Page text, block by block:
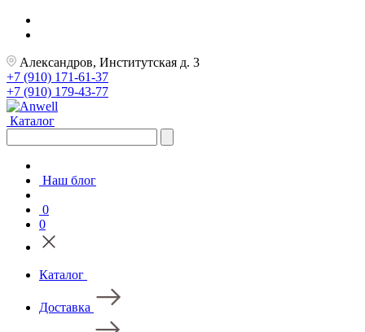
Александров, Институтская д. 3
+7 (910) 171-61-37
+7 (910) 179-43-77
Каталог
Наш блог
0
0
Каталог
Доставка